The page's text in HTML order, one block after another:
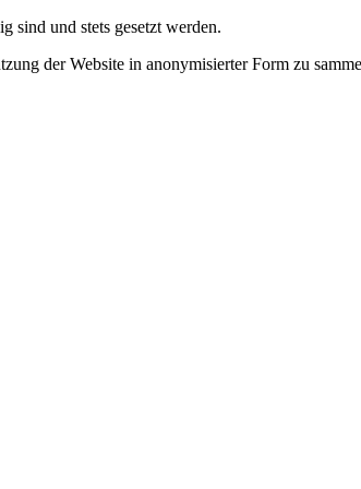
sind und stets gesetzt werden.
der Website in anonymisierter Form zu